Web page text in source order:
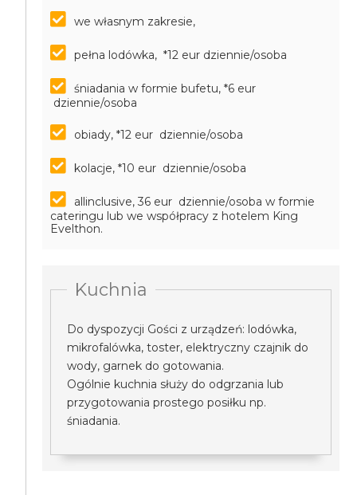
we własnym zakresie,
pełna lodówka, *12 eur dziennie/osoba
śniadania w formie bufetu, *6 eur
dziennie/osoba
obiady, *12 eur dziennie/osoba
kolacje, *10 eur dziennie/osoba
allinclusive, 36 eur dziennie/osoba w formie
cateringu lub we współpracy z hotelem King
Evelthon.
Kuchnia
Do dyspozycji Gości z urządzeń: lodówka,
mikrofalówka, toster, elektryczny czajnik do
wody, garnek do gotowania.
Ogólnie kuchnia służy do odgrzania lub
przygotowania prostego posiłku np.
śniadania.